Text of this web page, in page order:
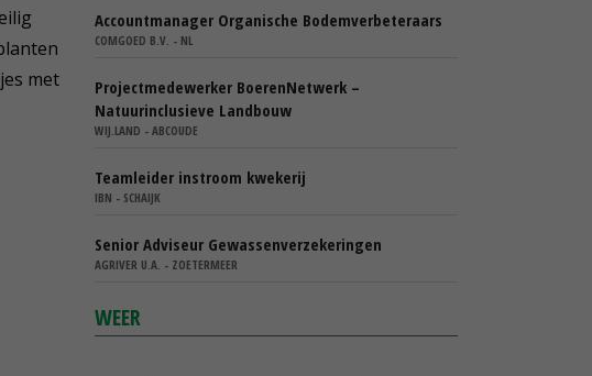
met
Accountmanager Organische Bodemverbeteraars
COMGOED B.V. - NL
Projectmedewerker BoerenNetwerk –
Natuurinclusieve Landbouw
WIJ.LAND - ABCOUDE
Teamleider instroom kwekerij
IBN - SCHAIJK
Senior Adviseur Gewassenverzekeringen
AGRIVER U.A. - ZOETERMEER
WEER